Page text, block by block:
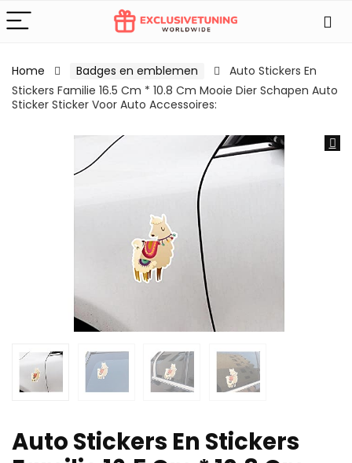
Home Badges en emblemen
Auto Stickers En
Stickers Familie 16.5 Cm * 10.8 Cm Mooie Dier Schapen Auto
Sticker Sticker Voor Auto Accessoires:
Auto Stickers En Stickers